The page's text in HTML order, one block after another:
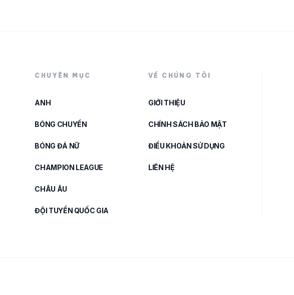
CHUYÊN MỤC
ANH
BÓNG CHUYỀN
BÓNG ĐÁ NỮ
CHAMPION LEAGUE
CHÂU ÂU
ĐỘI TUYỂN QUỐC GIA
VỀ CHÚNG TÔI
GIỚI THIỆU
CHÍNH SÁCH BẢO MẬT
ĐIỀU KHOẢN SỬ DỤNG
LIÊN HỆ